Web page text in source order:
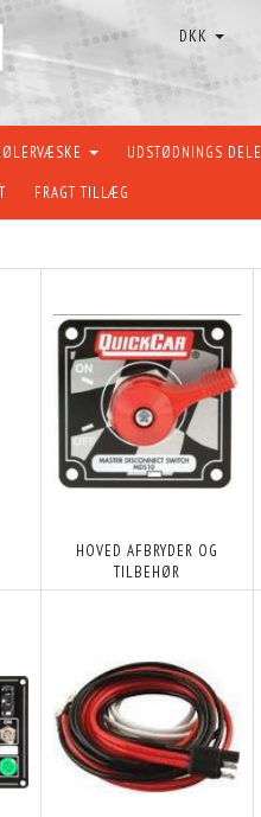
DKK
UDSTØDNINGS DELE
FRAGT TILLÆG
HOVED AFBRYDER OG
TILBEHØR